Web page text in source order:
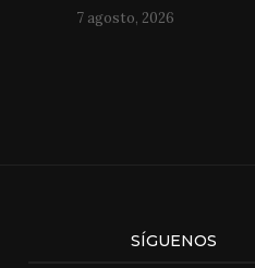
7 agosto, 2026
SÍGUENOS